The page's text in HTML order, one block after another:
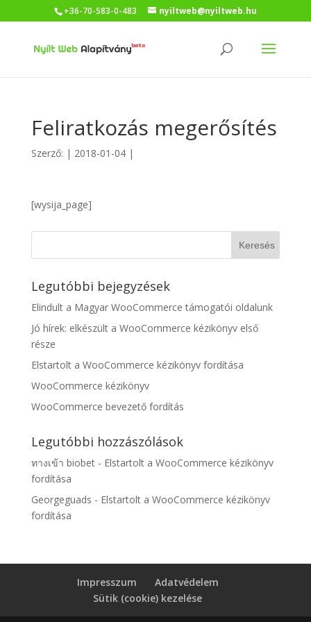
+36-70-583-0-483 nyiltweb@nyiltweb.hu
Feliratkozás megerősítés
Szerző: | 2018-01-04|
[wysija_page]
Legutóbbi bejegyzések
Elindult a Magyar WooCommerce támogatói oldalunk
Jó hírek: elkészült a WooCommerce kézikönyv első
része
Elstartolt a WooCommerce kézikönyv fordítása
WooCommerce kézikönyv
WooCommerce bevezető fordítás
Legutóbbi hozzászólások
ทางเข้า biobet- Elstartolt a WooCommerce kézikönyv
fordítása
Georgeguads - Elstartolt a WooCommerce kézikönyv
fordítása
Impresszum
Adatvédelem
Sütik (cookie) kezelése